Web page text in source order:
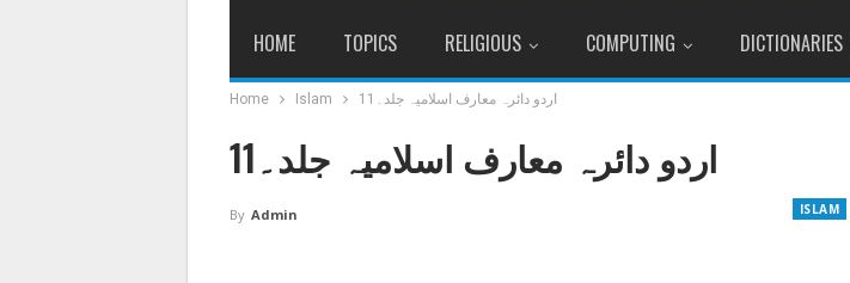
HOME TOPICS RELIGIOUS COMPUTING DICTIONARIES
Home Islam اردو دائرہ معارف اسلامیہ جلد۔11
اردو دائرہ معارف اسلامیہ جلد۔11
ISLAM
By Admin